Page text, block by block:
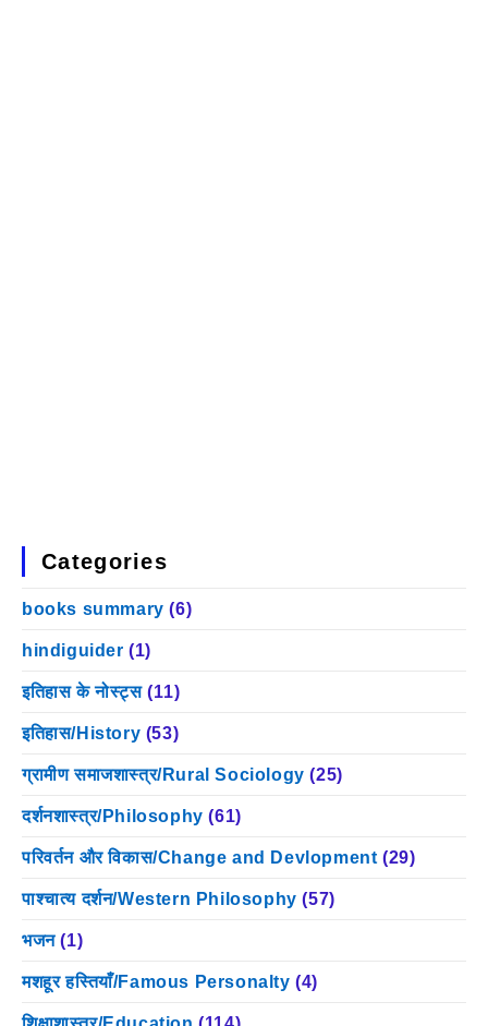
Categories
books summary (6)
hindiguider (1)
इतिहास के नोस्ट्स (11)
इतिहास/History (53)
ग्रामीण समाजशास्त्र/Rural Sociology (25)
दर्शनशास्त्र/Philosophy (61)
परिवर्तन और विकास/Change and Devlopment (29)
पाश्चात्य दर्शन/Western Philosophy (57)
भजन (1)
मशहूर हस्तियाँ/Famous Personalty (4)